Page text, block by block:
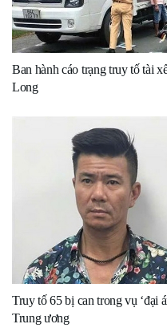
Ban hành cáo trạng truy tố tài
Long
Truy tố 65 bị can trong vụ ‘đại
Trung ương